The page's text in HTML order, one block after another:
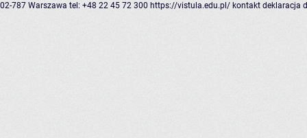
02-787 Warszawa tel: +48 22 45 72 300 https://vistula.edu.pl/ kontakt deklaracja